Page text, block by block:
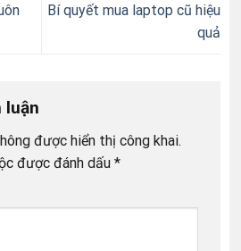
Bí quyết mua laptop cũ hiệu
quả
luận
được hiển thị công khai.
được đánh dấu*